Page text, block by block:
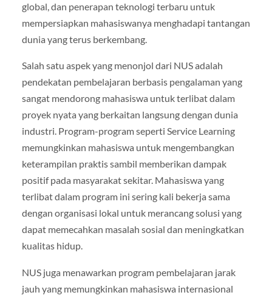
global, dan penerapan teknologi terbaru untuk
mempersiapkan mahasiswanya menghadapi tantangan
dunia yang terus berkembang.
Salah satu aspek yang menonjol dari NUS adalah
pendekatan pembelajaran berbasis pengalaman yang
sangat mendorong mahasiswa untuk terlibat dalam
proyek nyata yang berkaitan langsung dengan dunia
industri. Program-program seperti Service Learning
memungkinkan mahasiswa untuk mengembangkan
keterampilan praktis sambil memberikan dampak
positif pada masyarakat sekitar. Mahasiswa yang
terlibat dalam program ini sering kali bekerja sama
dengan organisasi lokal untuk merancang solusi yang
dapat memecahkan masalah sosial dan meningkatkan
kualitas hidup.
NUS juga menawarkan program pembelajaran jarak
jauh yang memungkinkan mahasiswa internasional